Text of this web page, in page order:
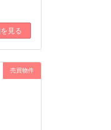
見る
売買物件